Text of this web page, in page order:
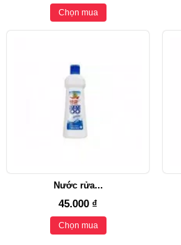
Chọn mua
Nước rửa...
45.000 ₫
Chọn mua